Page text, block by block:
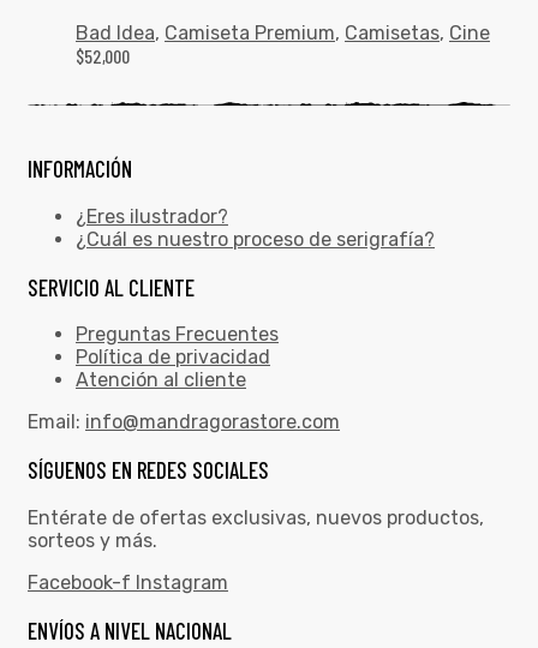
Bad Idea, Camiseta Premium, Camisetas, Cine
$52,000
INFORMACIÓN
¿Eres ilustrador?
¿Cuál es nuestro proceso de serigrafía?
SERVICIO AL CLIENTE
Preguntas Frecuentes
Política de privacidad
Atención al cliente
Email: info@mandragorastore.com
SÍGUENOS EN REDES SOCIALES
Entérate de ofertas exclusivas, nuevos productos,
sorteos y más.
Facebook-f Instagram
ENVÍOS A NIVEL NACIONAL